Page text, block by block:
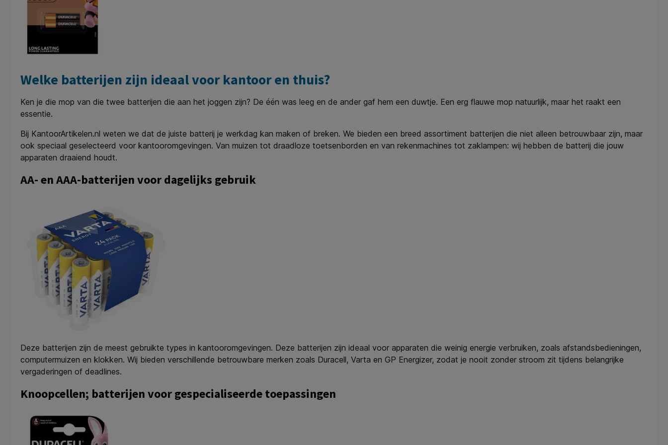
Welke batterijen zijn ideaal voor kantoor en thuis?
Ken je die mop van die twee batterijen die aan het joggen zijn? De één was leeg en de ander gaf hem een duwtje. Een erg flauwe mop natuurlijk, maar het raakt een
essentie.
Bij KantoorArtikelen.nl weten we dat de juiste batterij je werkdag kan maken of breken. We bieden een breed assortiment batterijen die niet alleen betrouwbaar zijn, maar
ook speciaal geselecteerd voor kantooromgevingen. Van muizen tot draadloze toetsenborden en van rekenmachines tot zaklampen: wij hebben de batterij die jouw
apparaten draaiend houdt.
AA- en AAA-batterijen voor dagelijks gebruik
Deze batterijen zijn de meest gebruikte types in kantooromgevingen. Deze batterijen zijn ideaal voor apparaten die weinig energie verbruiken, zoals afstandsbedieningen,
computermuizen en klokken. Wij bieden verschillende betrouwbare merken zoals Duracell, Varta en GP Energizer, zodat je nooit zonder stroom zit tijdens belangrijke
vergaderingen of deadlines.
Knoopcellen; batterijen voor gespecialiseerde toepassingen